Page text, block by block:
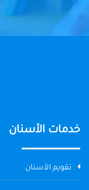
خدمات الأسنان
تقويم الأسنان